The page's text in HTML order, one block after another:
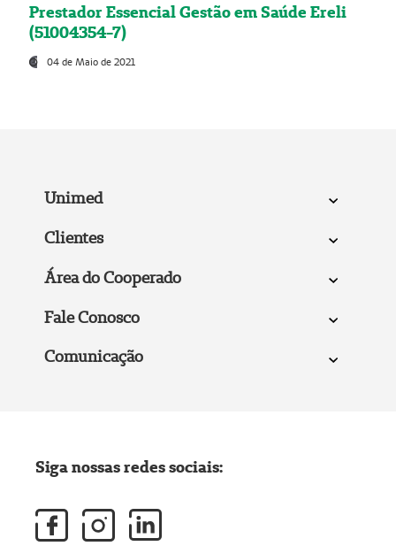
Prestador Essencial Gestão em Saúde Ereli
(51004354-7)
04 de Maio de 2021
Unimed
Clientes
Área do Cooperado
Fale Conosco
Comunicação
Siga nossas redes sociais: